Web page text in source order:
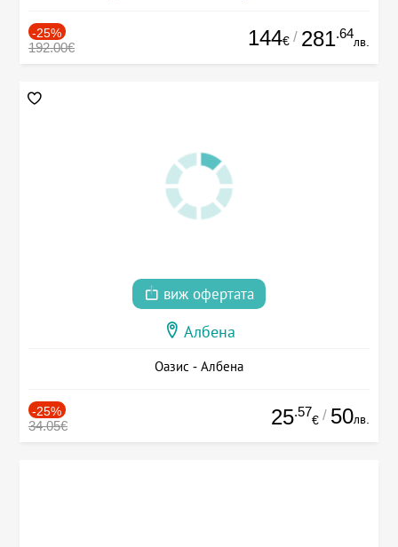
-25%
192.00€ 144€ / 281.64
лв.
виж офертата
Албена
Оазис - Албена
-25%
34.05€ 25.57
€ / 50лв.